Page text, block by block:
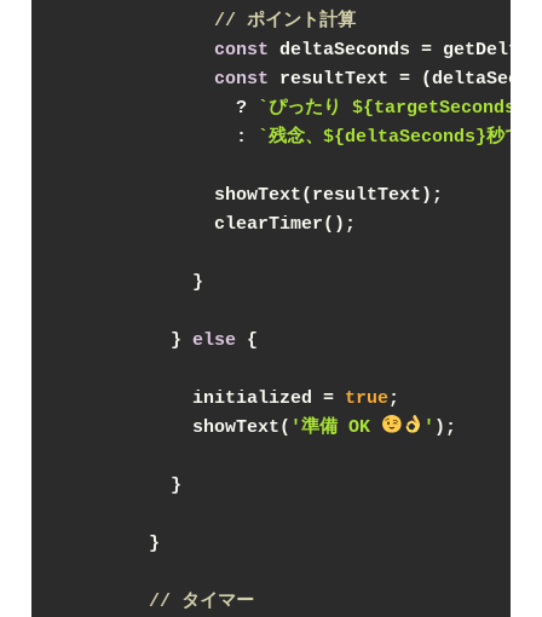
// ポイント計算
const deltaSeconds =
const resultText =
                ?
`ぴったり ${targetSeconds}
                :
`残念、${deltaSeconds}秒です
              showText(resultText);
              clearTimer();
            }
          }
else {
            initialized =
true;
            showText(
'準備 OK ' );
          }
        }
// タイマー